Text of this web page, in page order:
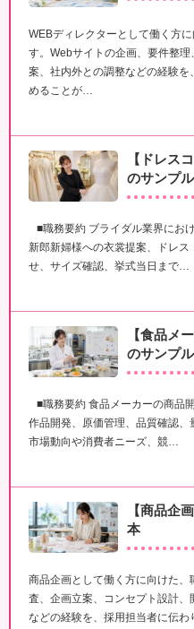
WEBディレクターとして働く方
す。Webサイトの企画、要件整
案、社内外との調整などの経験を
めることが…
【ドレス
のサンプ
■職務要約 ブライダル業界にお
新郎新婦様への衣裳提案、ドレ
せ、サイズ確認、挙式当日まで…
【食品メ
のサンプ
■職務要約 食品メーカーの商品
作品開発、原価管理、品質確認、
市場動向や消費者ニーズ、競…
【商品企
本
商品企画として働く方に向けた
査、企画立案、コンセプト設計
などの経験を、採用担当者に伝わ